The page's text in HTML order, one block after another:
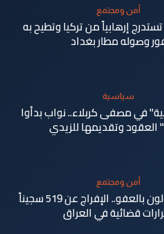
أمن ومجتمع
إرهابياً من تركيا وتطيح به
وصوله مطار بغداد
سياسية
في مصفى كربلاء.. نواب بدأوا
وتقديمها للزيدي
أمن ومجتمع
بينهم مشمولون بالعفو.. الإفراج عن 519 سجيناً
قضائية في العراق